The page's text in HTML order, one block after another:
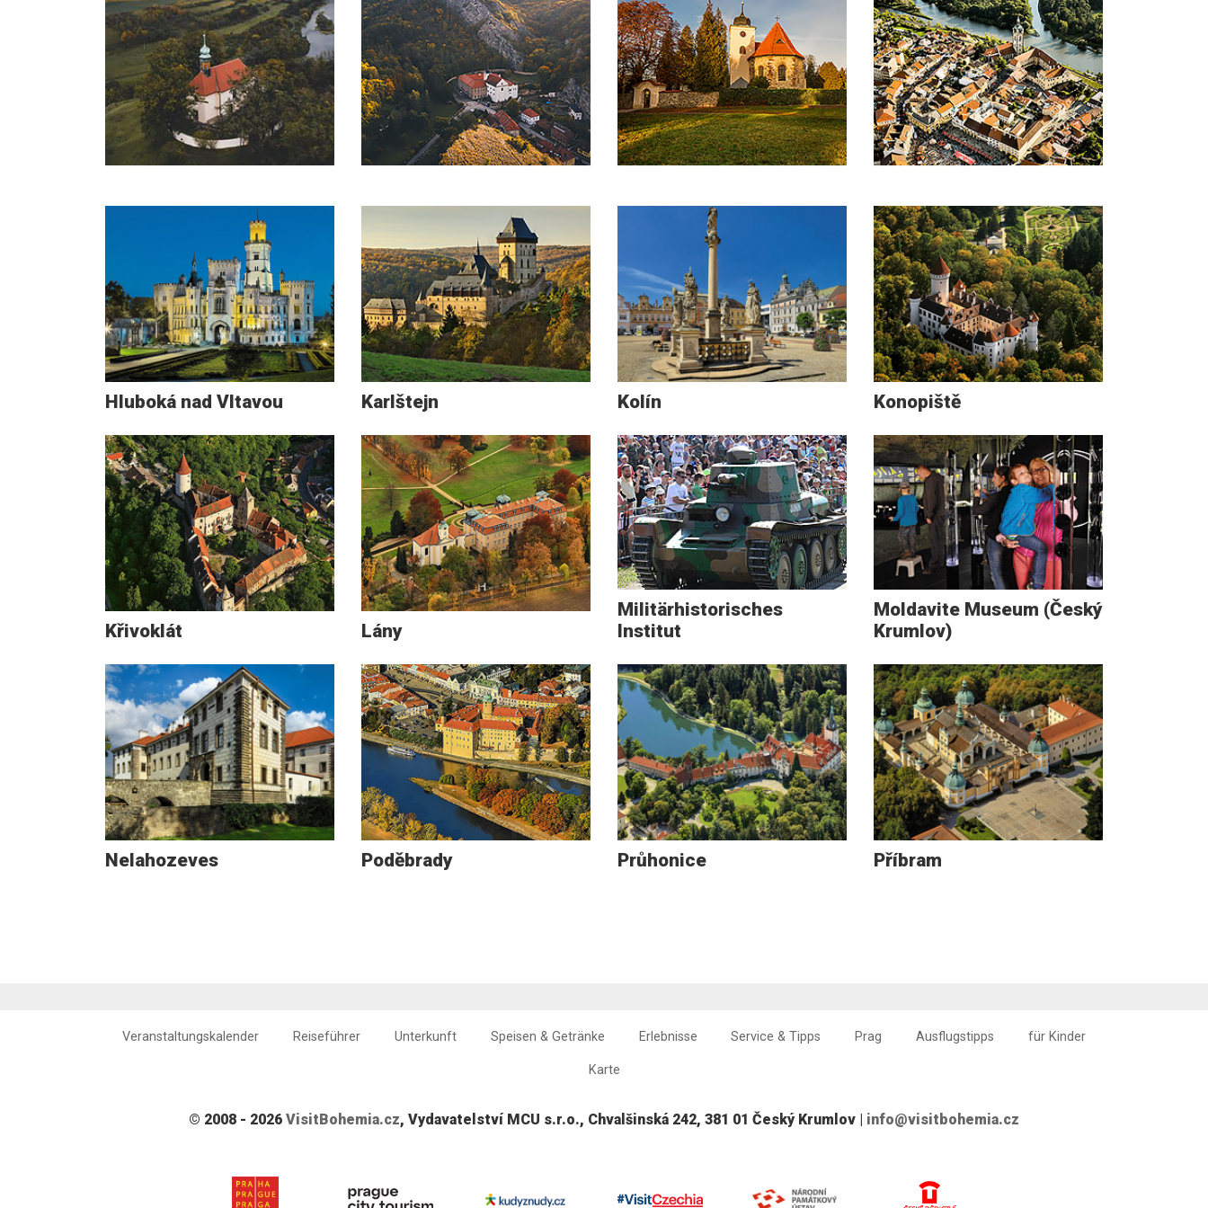
Hluboká nad Vltavou Karlštejn Kolín Konopiště
Křivoklát Lány
Militärhistorisches
Institut
Moldavite Museum (Český
Krumlov)
Nelahozeves Poděbrady Průhonice Příbram
Veranstaltungskalender Reiseführer Unterkunft Speisen & Getränke Erlebnisse Service & Tipps Prag Ausflugstipps für Kinder
Karte
© 2008 - 2026 VisitBohemia.cz, Vydavatelství MCU s.r.o., Chvalšinská 242, 381 01 Český Krumlov | info@visitbohemia.cz